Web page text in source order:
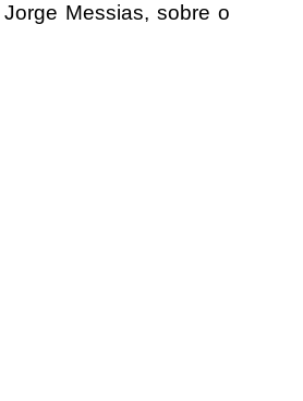
Messias, sobre o